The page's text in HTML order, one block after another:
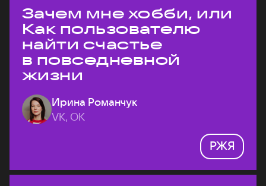
Зачем мне хобби, или
Как пользователю
найти счастье
в повседневной
жизни
Ирина Романчук
VK, ОК
РЖЯ